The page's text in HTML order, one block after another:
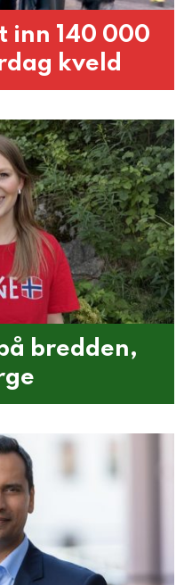
inn 140 000
kveld
bredden,